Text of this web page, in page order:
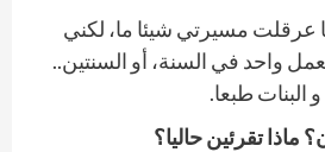
عرقلت مسيرتي شيئا ما، لكني
واحد في السنة، أو السنتين..
البنات طبعا.
تقرئين حاليا؟